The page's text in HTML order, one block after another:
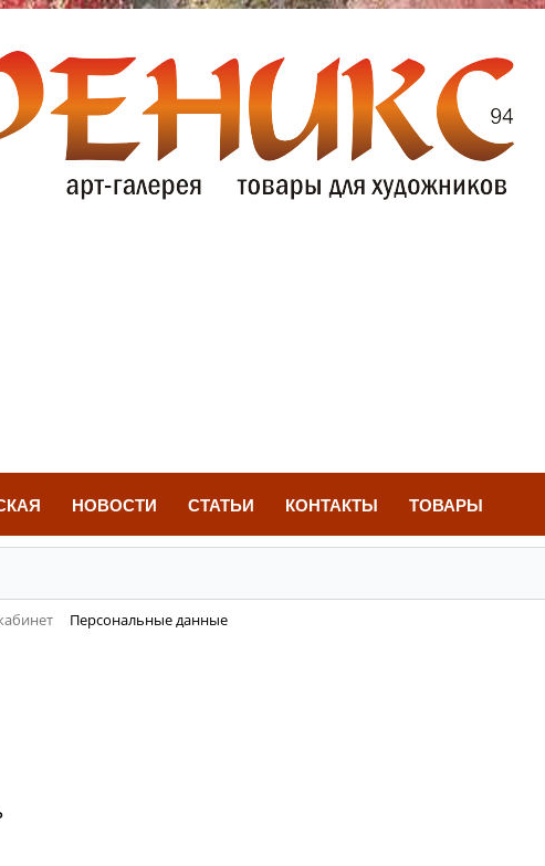
НОВОСТИ СТАТЬИ КОНТАКТЫ ТОВАРЫ
Персональные данные